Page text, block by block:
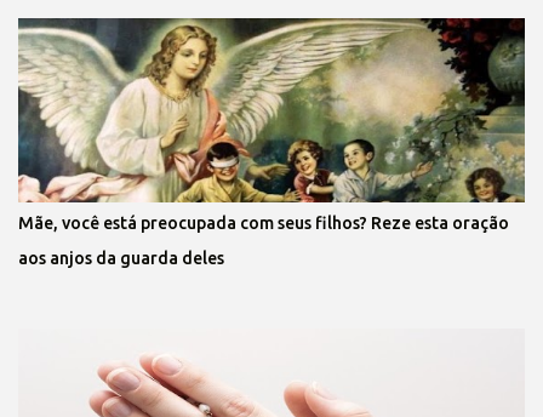
Mãe, você está preocupada com seus filhos? Reze esta oração
aos anjos da guarda deles